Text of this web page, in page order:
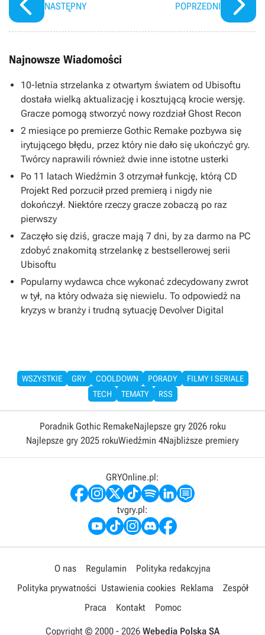
NASTĘPNY POPRZEDNI
Najnowsze Wiadomości
10-letnia strzelanka z otwartym światem od Ubisoftu
dostała wielką aktualizację i kosztującą krocie wersję.
Gracze pomogą stworzyć nowy rozdział Ghost Recon
2 miesiące po premierze Gothic Remake pozbywa się
irytującego błędu, przez który nie dało się ukończyć gry.
Twórcy naprawili również dwie inne istotne usterki
Po 11 latach Wiedźmin 3 otrzymał funkcję, którą CD
Projekt Red porzucił przed premierą i nigdy nie
dokończył. Niektóre rzeczy gracze zobaczą po raz
pierwszy
Zaczęło się dziś, gracze mają 7 dni, by za darmo na PC
zdobyć znakomitą strzelankę z bestsellerowej serii
Ubisoftu
Popularny wydawca chce wykonać zdecydowany zwrot
w tył, na który odważa się niewielu. To odpowiedź na
kryzys w branży i trudną sytuację Devolver Digital
WSZYSTKIE GRY COOLDOWN PORADY
FILMY I SERIALE
TECH
TEMATY RSS
Poradnik Gothic RemakeNajlepsze gry 2026 roku
Najlepsze gry 2025 rokuWiedźmin 4Najbliższe premiery
GRYOnline.pl:
tvgry.pl:
O nas Regulamin
Polityka redakcyjna
Polityka prywatności Ustawienia cookies Reklama
Zespół
Praca
Kontakt Pomoc
Copyright © 2000 - 2026 Webedia Polska SA